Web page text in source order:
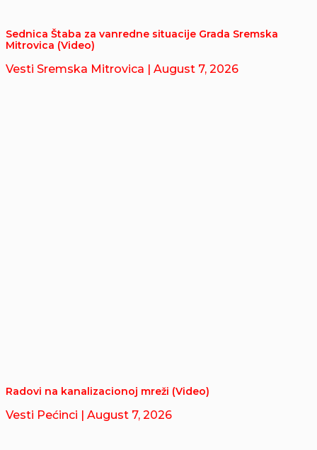
Sednica Štaba za vanredne situacije Grada Sremska
Mitrovica (Video)
Vesti Sremska Mitrovica | August 7, 2026
Radovi na kanalizacionoj mreži (Video)
Vesti Pećinci | August 7, 2026